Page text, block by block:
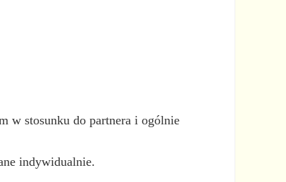
w stosunku do partnera i ogólnie
indywidualnie.